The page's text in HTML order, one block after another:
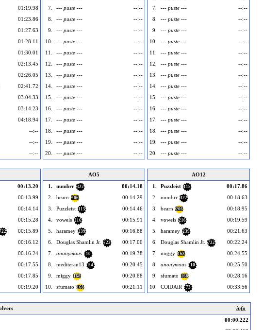
01:19.98
01:23.86
01:27.63
01:28.11
01:30.01
02:13.45
02:26.05
02:41.72
03:04.33
03:14.23
04:18.94
--:--
--:--
--:--
7.
--- puste ---
--:--
8.
--- puste ---
--:--
9.
--- puste ---
--:--
10.
--- puste ---
--:--
11.
--- puste ---
--:--
12.
--- puste ---
--:--
13.
--- puste ---
--:--
14.
--- puste ---
--:--
15.
--- puste ---
--:--
16.
--- puste ---
--:--
17.
--- puste ---
--:--
18.
--- puste ---
--:--
19.
--- puste ---
--:--
20.
--- puste --- --:--
7.
--- puste ---
--:--
8.
--- puste ---
--:--
9.
--- puste ---
--:--
10.
--- puste ---
--:--
11.
--- puste ---
--:--
12.
--- puste ---
--:--
13.
--- puste ---
--:--
14.
--- puste ---
--:--
15.
--- puste ---
--:--
16.
--- puste ---
--:--
17.
--- puste ---
--:--
18.
--- puste ---
--:--
19.
--- puste ---
--:--
20.
--- puste --- --:--
00:13.20
00:13.99
00:14.14
00:15.28
00:15.89
00:16.12
00:16.24
00:17.55
00:17.85
00:19.20
AO5
1.
numbrr 322
00:14.18
2.
bearn 206
00:14.29
3.
Puzzleist 115
00:14.46
4.
vowels 216
00:15.91
5.
haramey 239
00:16.88
6.
Douglas Shamlin Jr. 722
00:17.00
7.
anonymous 10
00:19.38
8.
mediteran13 54
00:20.45
9.
miggy 168
00:20.88
10.
sfumato 168 00:21.11
AO12
1.
Puzzleist 115
00:17.86
2.
numbrr 322
00:18.63
3.
bearn 206
00:18.95
4.
vowels 216
00:19.59
5.
haramey 239
00:21.63
6.
Douglas Shamlin Jr. 722
00:22.24
7.
miggy 168
00:24.55
8.
anonymous 10
00:25.50
9.
sfumato 168
00:28.16
10.
COlDAiR 73 00:33.56
info
00:00.222